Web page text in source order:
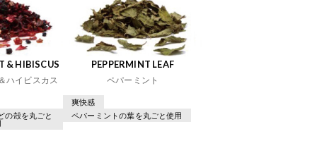
& HIBISCUS
ハイビスカス
の殻を丸ごと
PEPPERMINT LEAF
ペパーミント
爽快感
ペパーミントの葉を丸ごと使用